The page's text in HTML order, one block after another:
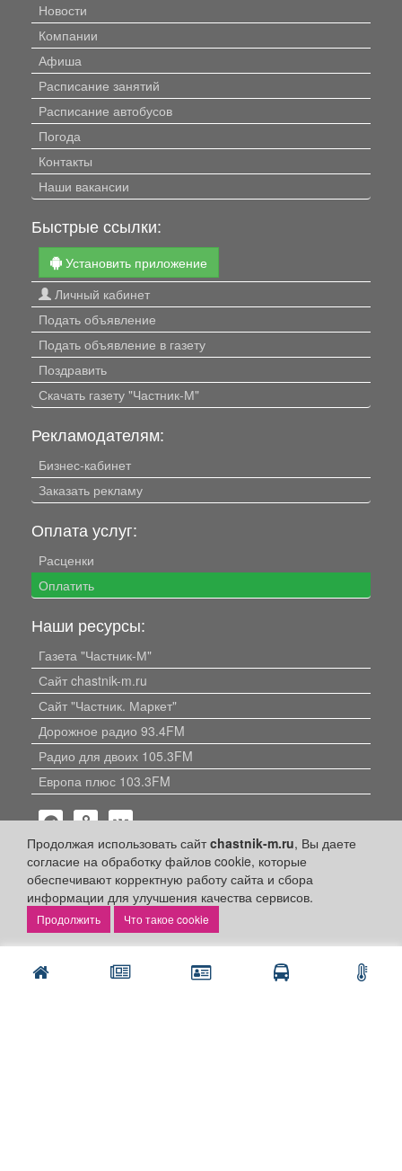
Продолжая использовать сайтchastnik-m.ru, Вы даете
согласие на обработку файлов cookie, которые
обеспечивают корректную работу сайта и сбора
информации для улучшения качества сервисов.
Что такое cookie
Новости
Компании
Афиша
Расписание занятий
Расписание автобусов
Погода
Контакты
Наши вакансии
Быстрые ссылки:
Установить приложение
Личный кабинет
Подать объявление
Подать объявление в газету
Поздравить
Скачать газету "Частник-М"
Рекламодателям:
Бизнес-кабинет
Заказать рекламу
Оплата услуг:
Расценки
Оплатить
Наши ресурсы:
Газета "Частник-М"
Сайт chastnik-m.ru
Сайт "Частник. Маркет"
Дорожное радио 93.4FM
Радио для двоих 105.3FM
Европа плюс 103.3FM
Политика конфиденциальности
Публикации с пометкой «Реклама», «На правах рекламы»,
«Партнёрский проект» оплачены рекламодателем.
Редакция сайта не несет ответственности за достоверность
информации, содержащейся в рекламных материалах и